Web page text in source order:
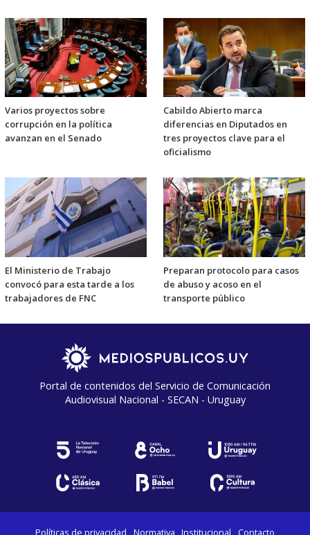
Varios proyectos sobre
corrupción en la política
avanzan en el Senado
Cabildo Abierto marca
diferencias en Diputados en
tres proyectos clave para el
oficialismo
El Ministerio de Trabajo
convocó para esta tarde a los
trabajadores de FNC
Preparan protocolo para casos
de abuso y acoso en el
transporte público
Portal de contenidos del Servicio de Comunicación
Audiovisual Nacional - SECAN - Uruguay
Políticas de privacidad Normativa Institucional Contacto